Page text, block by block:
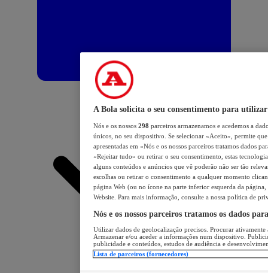
A Bola solicita o seu consentimento para utilizar
Nós e os nossos 298 parceiros armazenamos e acedemos a
únicos, no seu dispositivo. Se selecionar «Aceito», permite
apresentadas em «Nós e os nossos parceiros tratamos dados
«Rejeitar tudo» ou retirar o seu consentimento, estas
alguns conteúdos e anúncios que vê poderão não ser tão
escolhas ou retirar o consentimento a qualquer momento
página Web (ou no ícone na parte inferior esquerda da página,
Website. Para mais informação, consulte a nossa política de
Nós e os nossos parceiros tratamos os dados
Utilizar dados de geolocalização precisos. Procurar
Armazenar e/ou aceder a informações num dispositivo.
publicidade e conteúdos, estudos de audiência e
Lista de parceiros (fornecedores)